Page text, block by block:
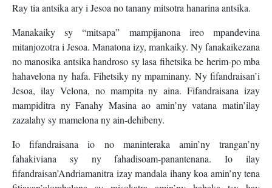
Ray tia antsika ary i Jesoa no tanany mitsotra hanarina antsika.
Manakaiky sy “mitsapa” mampijanona ireo mpandevina
mitanjozotra i Jesoa. Manatona izy, mankaiky. Ny fanakaikezana
no manosika antsika handroso sy lasa fihetsika be herim-po mba
hahavelona ny hafa. Fihetsiky ny mpaminany. Ny fifandraisan’i
Jesoa, ilay Velona, no mampita ny aina. Fifandraisana izay
mampiditra ny Fanahy Masina ao amin’ny vatana matin’ilay
zazalahy sy mamelona ny ain-dehibeny.
Io fifandraisana io no maninteraka amin’ny trangan’ny
fahakiviana sy ny fahadisoam-panantenana. Io ilay
fifandraisan’Andriamanitra izay mandala ihany koa amin’ny tena